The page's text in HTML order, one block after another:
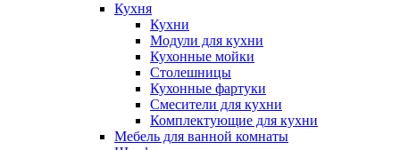
Кухня
Кухни
Модули для кухни
Кухонные мойки
Столешницы
Кухонные фартуки
Смесители для кухни
Комплектующие для кухни
Мебель для ванной комнаты